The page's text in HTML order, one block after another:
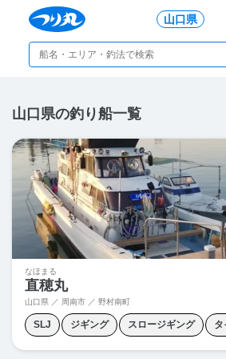
山口県
山口県の釣り船一覧
なほまる
直穂丸
山口県 ／ 周南市 ／ 野村南町
SLJ ジギング スロージギング タ
タチウオテンヤ ティップラン ブレ